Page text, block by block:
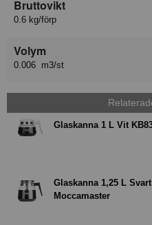
Bruttovikt
0.6 kg/förp
Volym
0.006 m3/st
Glaskanna 1 L Vit
Glaskanna 1,25 L
Moccamaster